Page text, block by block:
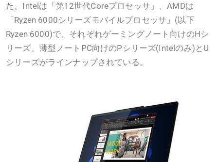
た。Intelは「第12世代Coreプロセッサ」、AMDは
「Ryzen 6000シリーズモバイルプロセッサ」(以下
Ryzen 6000)で、それぞれゲーミングノート向けのHシ
リーズ、薄型ノートPC向けのPシリーズ(Intelのみ)とU
シリーズがラインナップされている。